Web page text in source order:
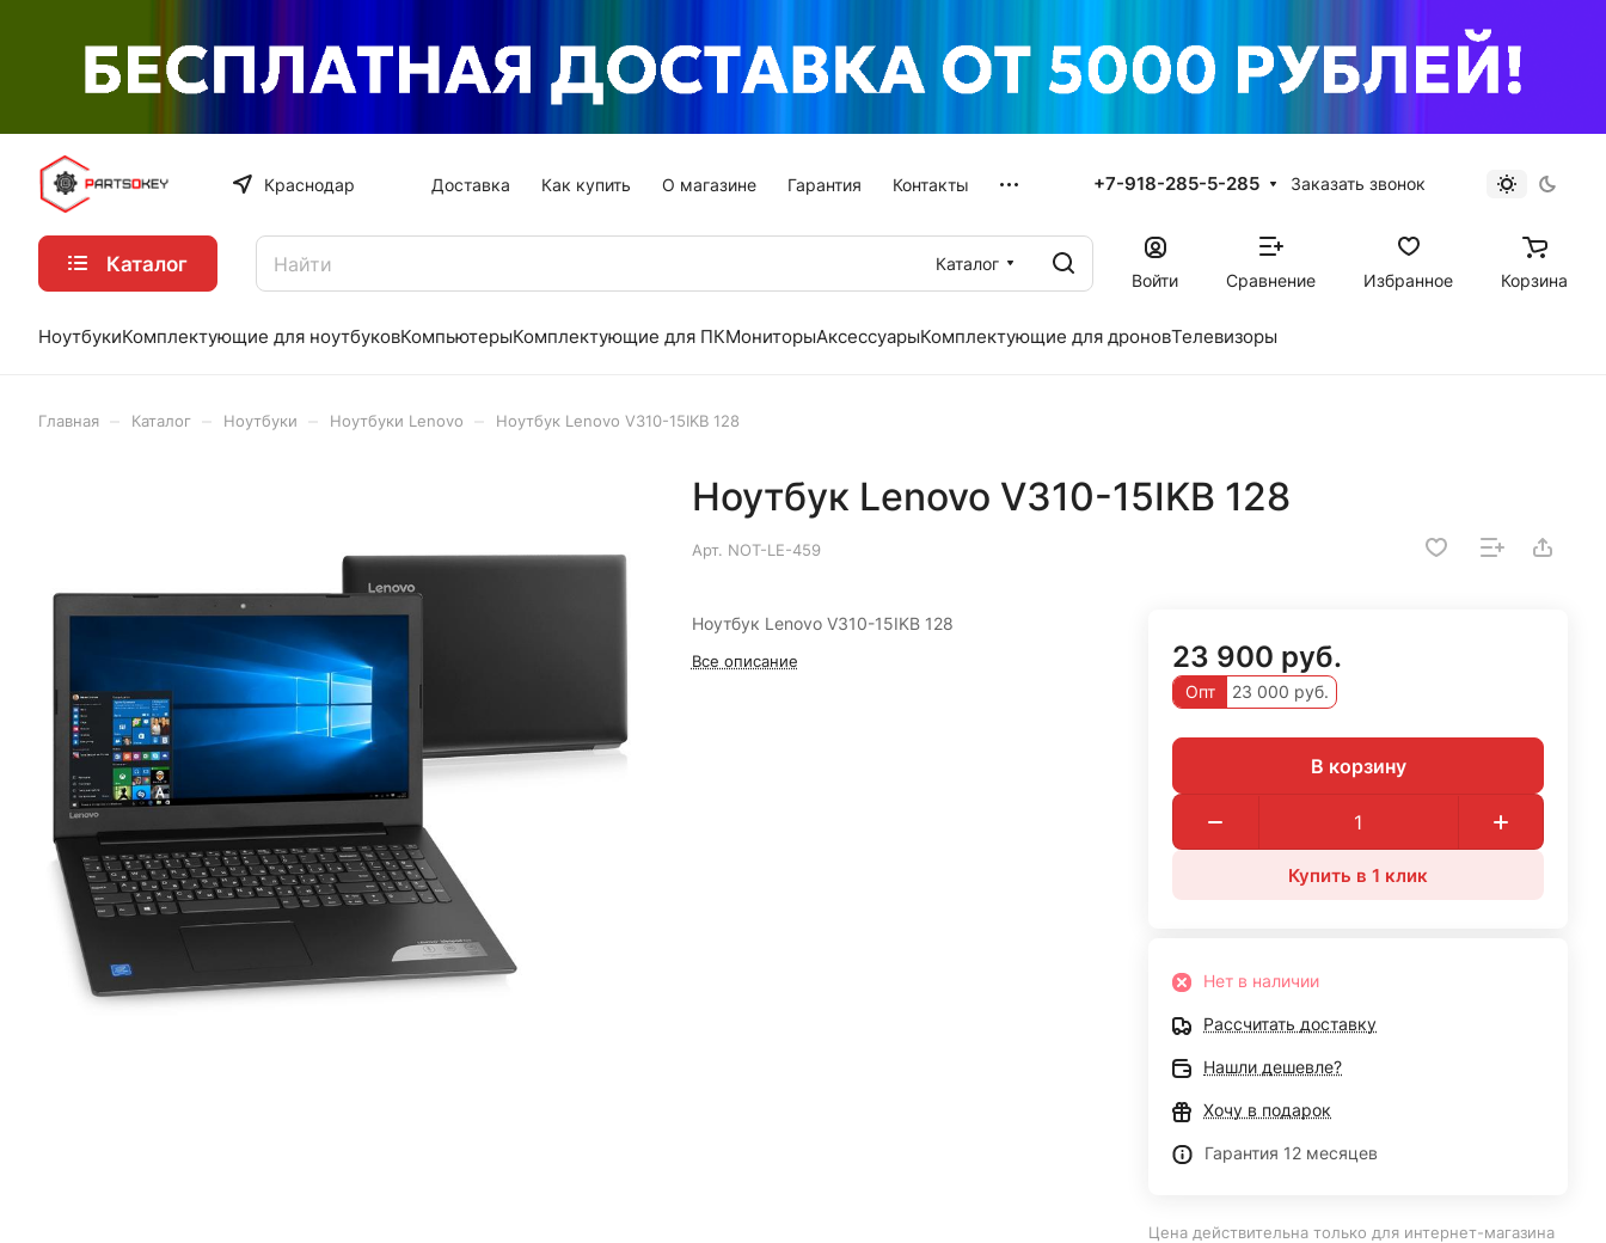
Краснодар Доставка Как купить О магазине Гарантия Контакты +7-918-285-5-285 Заказать звонок
Каталог
Каталог
Войти
Сравнение Избранное Корзина
НоутбукиКомплектующие для ноутбуковКомпьютерыКомплектующие для ПКМониторыАксессуарыКомплектующие для дроновТелевизоры
Главная Каталог Ноутбуки Ноутбуки Lenovo Ноутбук Lenovo V310-15IKB 128
Ноутбук Lenovo V310-15IKB 128
Арт. NOT-LE-459
Ноутбук Lenovo V310-15IKB 128
Все описание 23 900 руб.
Опт 23 000 руб.
В корзину
Купить в 1 клик
Нет в наличии
Рассчитать доставку
Нашли дешевле?
Хочу в подарок
Гарантия 12 месяцев
Цена действительна только для интернет-магазина